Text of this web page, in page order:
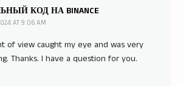
КОД НА BINANCE
AT 9:06 AM
of view caught my eye and was very
Thanks. I have a question for you.